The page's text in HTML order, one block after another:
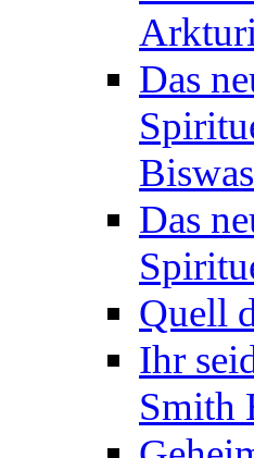
Das
Biswas
Das
Quell
Ihr
Smith